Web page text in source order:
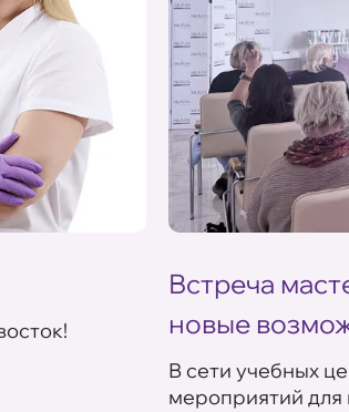
Встреча
новые
В сети учебных
мероприятий для